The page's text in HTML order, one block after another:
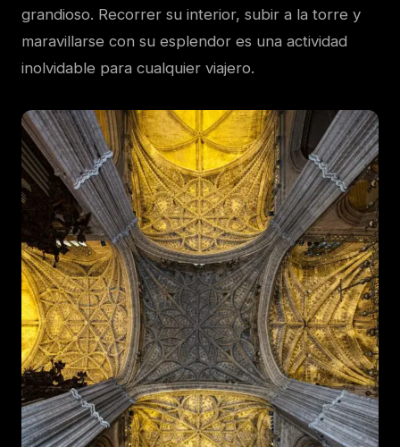
grandioso. Recorrer su interior, subir a la torre y
maravillarse con su esplendor es una actividad
inolvidable para cualquier viajero.